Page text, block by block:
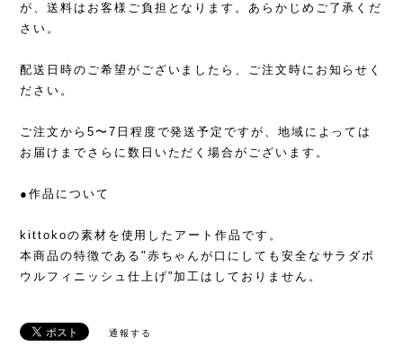
が、送料はお客様ご負担となります。あらかじめご了承くだ
さい。
配送日時のご希望がございましたら、ご注文時にお知らせく
ださい。
ご注文から5〜7日程度で発送予定ですが、地域によっては
お届けまでさらに数日いただく場合がございます。
●作品について
kittokoの素材を使用したアート作品です。
本商品の特徴である"赤ちゃんが口にしても安全なサラダボ
ウルフィニッシュ仕上げ"加工はしておりません。
通報する